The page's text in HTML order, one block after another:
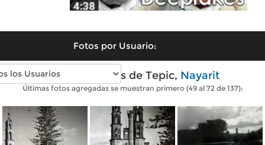
Fotos por Usuario:
Fotos antiguas de Tepic, Nayarit
Últimas fotos agregadas se muestran primero (49 al 72 de 137):